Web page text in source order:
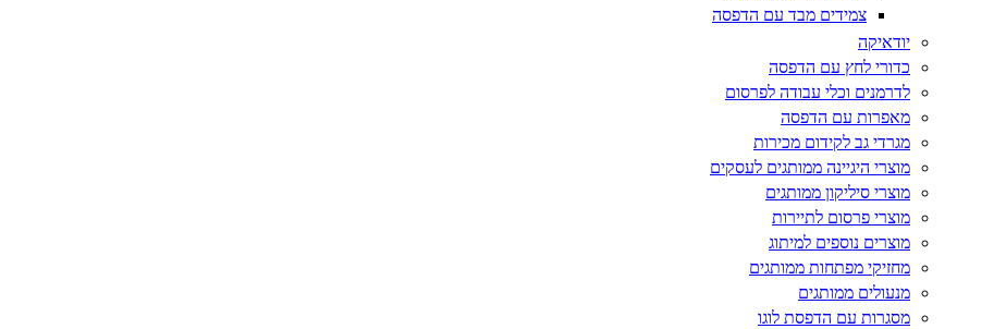
צמידים מבד עם הדפסה
יודאיקה
כדורי לחץ עם הדפסה
לדרמנים וכלי עבודה לפרסום
מאפרות עם הדפסה
מגרדי גב לקידום מכירות
מוצרי היגיינה ממותגים לעסקים
מוצרי סיליקון ממותגים
מוצרי פרסום לתיירות
מוצרים נוספים למיתוג
מחזיקי מפתחות ממותגים
מנעולים ממותגים
מסגרות עם הדפסת לוגו